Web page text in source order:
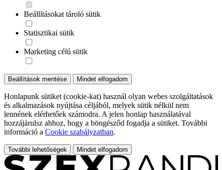
Beállításokat tároló sütik
Statisztikai sütik
Marketing célú sütik
Beállítások mentése Mindet elfogadom
Honlapunk sütiket (cookie-kat) használ olyan webes szolgáltatások
és alkalmazások nyújtása céljából, melyek sütik nélkül nem
lennének elérhetőek számodra. A jelen honlap használatával
hozzájárulsz ahhoz, hogy a böngésződ fogadja a sütiket. További
információ a Cookie szabályzatban.
További lehetőségek Mindet elfogadom